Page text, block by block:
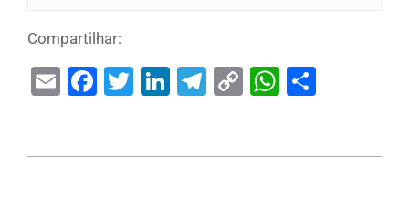
Compartilhar:
EmailFacebook
Twitter
LinkedIn
Telegram
Copy